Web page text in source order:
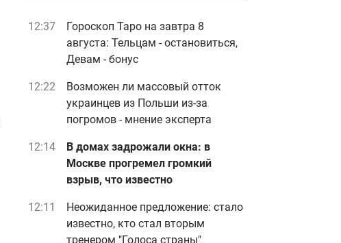
12:37
Гороскоп Таро на завтра 8
августа: Тельцам - остановиться,
Девам - бонус
12:22
Возможен ли массовый отток
украинцев из Польши из-за
погромов - мнение эксперта
12:14
В домах задрожали окна: в
Москве прогремел громкий
взрыв, что известно
12:11
Неожиданное предложение: стало
известно, кто стал вторым
тренером "Голоса страны"